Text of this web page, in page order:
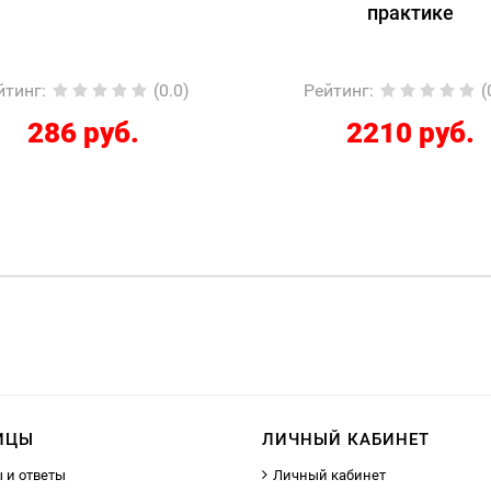
: (0.0)
286 руб.
практике
Рейтинг:
2210 руб.
и ответы
ЛИЧНЫЙ КАБИНЕТ
Личный кабинет